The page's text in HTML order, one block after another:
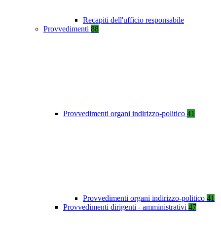
Recapiti dell'ufficio responsabile
Provvedimenti 88
Provvedimenti organi indirizzo-politico 41
Provvedimenti organi indirizzo-politico 41
Provvedimenti dirigenti - amministrativi 47